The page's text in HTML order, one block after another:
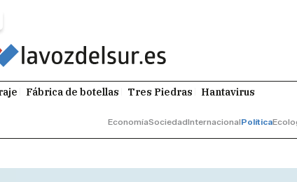
Fábrica de botellas Tres Piedras Hantavirus
EconomíaSociedadInternacionalPolítica